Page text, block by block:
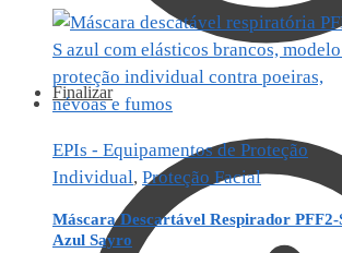
Finalizar
EPIs - Equipamentos de Proteção
Individual, Proteção Facial
Máscara Descartável Respirador PFF2-
Azul Sayro